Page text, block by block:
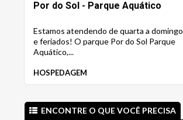
Por do Sol - Parque Aquático
Estamos atendendo de quarta a domingo
e feriados! O parque Por do Sol Parque
Aquático,...
HOSPEDAGEM
ENCONTRE O QUE VOCÊ PRECISA